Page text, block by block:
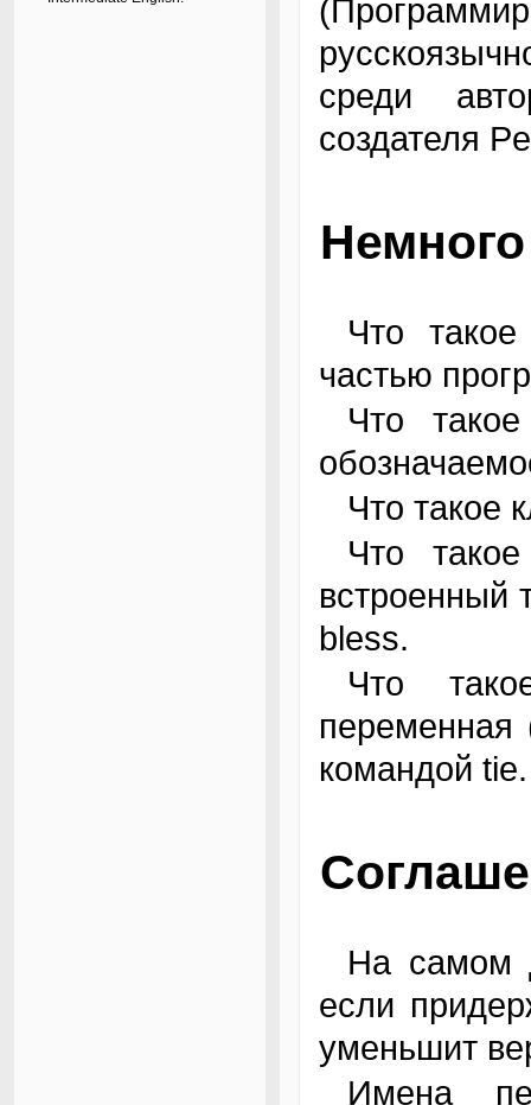
среди
создателя
Что такое модуль? Это отдельный файл с
частью
Что такое пакет? Это пространство имен,
Что
Что такое объект? Это ссылка на любой
встроенный
bless.
Что такое связанная переменная? Это
переменная
командой tie.
На самом деле никаких ограничений нет, но,
если
уменьшит
Имена переменных и функций принято